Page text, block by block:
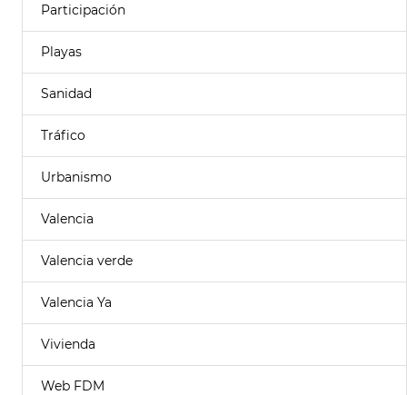
Participación
Playas
Sanidad
Tráfico
Urbanismo
Valencia
Valencia verde
Valencia Ya
Vivienda
Web FDM